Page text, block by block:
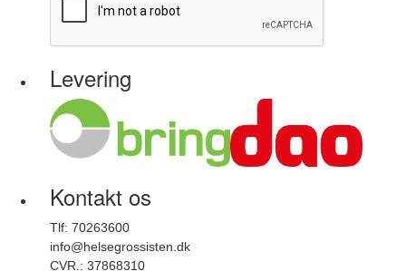
Levering
Kontakt os
Tlf: 70263600
info@helsegrossisten.dk
CVR.: 37868310